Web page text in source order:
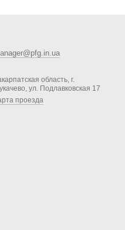
область, г.
ул. Подлавковская 17
проезда